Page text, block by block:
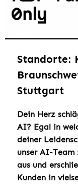
Standorte:
Stuttgart
Dein Herz
AI? Egal in
deiner
unser AI-Team
aus und
Kunden in